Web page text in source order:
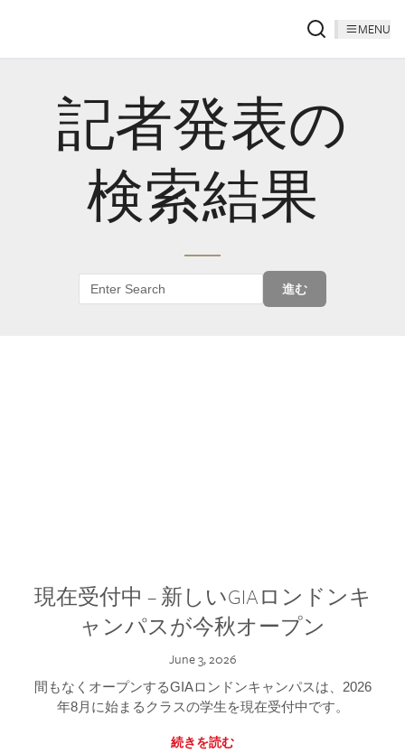
MENU
記者発表の
検索結果
進む
現在受付中 – 新しいGIAロンドンキ
ャンパスが今秋オープン
June 3, 2026
間もなくオープンするGIAロンドンキャンパスは、2026
年8月に始まるクラスの学生を現在受付中です。
続きを読む